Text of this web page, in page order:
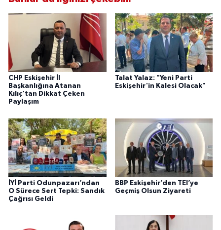
CHP Eskişehir İl
Başkanlığına Atanan
Kılıç'tan Dikkat Çeken
Paylaşım
Talat Yalaz: "Yeni Parti
Eskişehir'in Kalesi Olacak"
İYİ Parti Odunpazarı’ndan
O Sürece Sert Tepki: Sandık
Çağrısı Geldi
BBP Eskişehir’den TEI’ye
Geçmiş Olsun Ziyareti